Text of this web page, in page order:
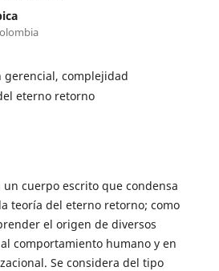
gerencial, complejidad
eterno retorno
cuerpo escrito que condensa
teoría del eterno retorno; como
el origen de diversos
comportamiento humano y en
Se considera del tipo